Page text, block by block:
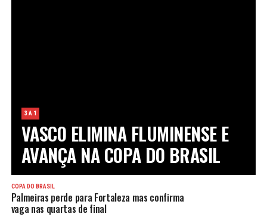
3 A 1
VASCO ELIMINA FLUMINENSE E
AVANÇA NA COPA DO BRASIL
COPA DO BRASIL
Palmeiras perde para Fortaleza mas confirma
vaga nas quartas de final